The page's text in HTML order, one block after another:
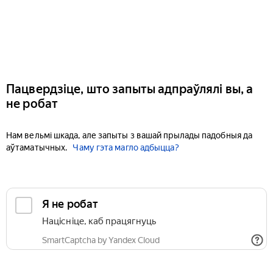
Пацвердзіце, што запыты адпраўлялі вы, а
не робат
Нам вельмі шкада, але запыты з вашай прылады падобныя да
аўтаматычных.
Чаму гэта магло адбыцца?
Я не робат
Націсніце, каб працягнуць
SmartCaptcha by Yandex Cloud